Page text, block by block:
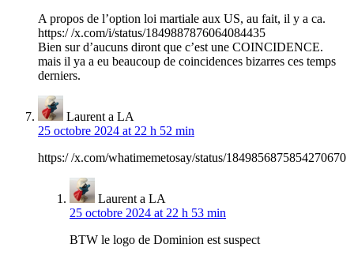
A propos de l’option loi martiale aux US, au fait, il y a ca.
https:/ /x.com/i/status/1849887876064084435
Bien sur d’aucuns diront que c’est une COINCIDENCE.
mais il ya a eu beaucoup de coincidences bizarres ces temps
derniers.
Laurent a LA
25 octobre 2024 at 22 h 52 min
https:/ /x.com/whatimemetosay/status/1849856875854270670
Laurent a LA
25 octobre 2024 at 22 h 53 min
BTW le logo de Dominion est suspect